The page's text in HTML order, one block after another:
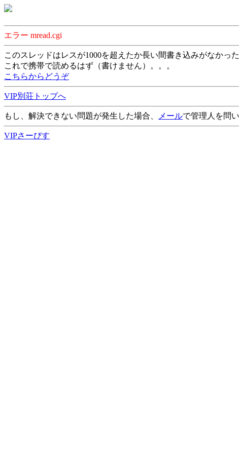
エラー mread.cgi
このスレッドはレスが1000を超えたか長い間書き込みがなかっ
これで携帯で読めるはず（書けません）。。。
こちらからどうぞ
VIP別荘トップへ
もし、解決できない問題が発生した場合、 メールで管理人を問
VIPさーびす